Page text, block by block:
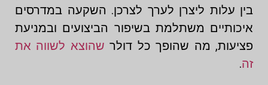
בין עלות ליצרן לערך לצרכן. השקעה במדרסים
איכותיים משתלמת בשיפור הביצועים ובמניעת
פציעות, מה שהופך כל דולר שהוצא לשווה את
זה.